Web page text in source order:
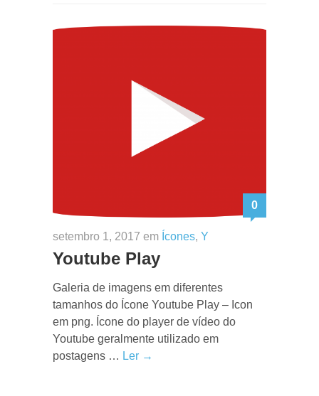
0
setembro 1, 2017 em Ícones, Y
Youtube Play
Galeria de imagens em diferentes
tamanhos do Ícone Youtube Play – Icon
em png. Ícone do player de vídeo do
Youtube geralmente utilizado em
postagens … Ler →